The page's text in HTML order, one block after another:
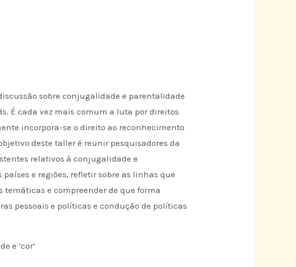
sobre conjugalidade e parentalidade
É cada vez mais comum a luta por direitos
incorpora-se o direito ao reconhecimento
deste taller é reunir pesquisadores da
relativos à conjugalidade e
e regiões, refletir sobre as linhas que
e compreender de que forma
pessoais e políticas e condução de políticas
e ‘cor’